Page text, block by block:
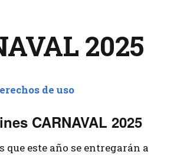
2025
de uso
CARNAVAL 2025
que este año se entregarán a